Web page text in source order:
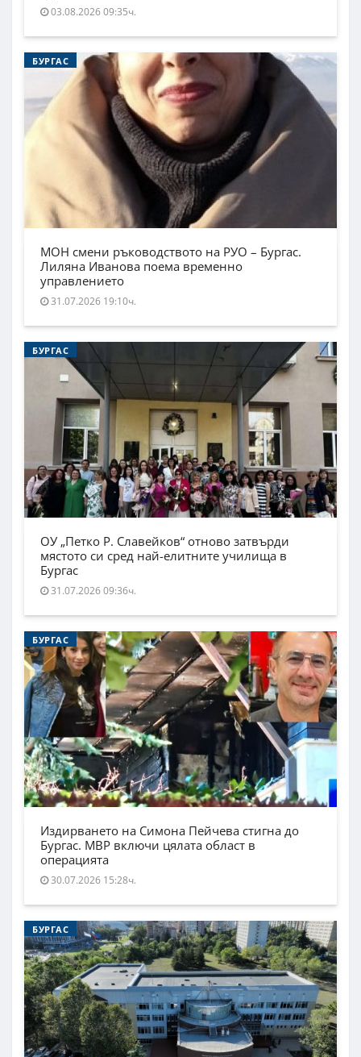
03.08.2026 09:35ч.
БУРГАС
МОН смени ръководството на РУО – Бургас.
Лиляна Иванова поема временно
управлението
31.07.2026 19:10ч.
БУРГАС
ОУ „Петко Р. Славейков“ отново затвърди
мястото си сред най-елитните училища в
Бургас
31.07.2026 09:36ч.
БУРГАС
Издирването на Симона Пейчева стигна до
Бургас. МВР включи цялата област в
операцията
30.07.2026 15:28ч.
БУРГАС